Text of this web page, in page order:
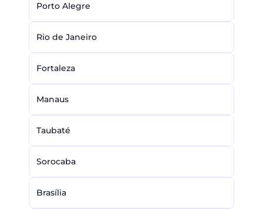
Porto Alegre
Rio de Janeiro
Fortaleza
Manaus
Taubaté
Sorocaba
Brasília